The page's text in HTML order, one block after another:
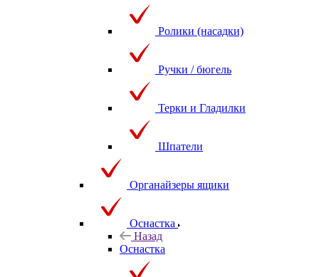
Ролики (насадки)
Ручки / бюгель
Терки и Гладилки
Шпатели
Органайзеры ящики
Оснастка
Назад
Оснастка